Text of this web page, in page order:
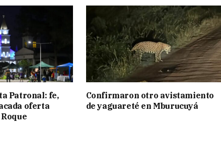
Patronal: fe,
oferta
Confirmaron otro avistamiento
de yaguareté en Mburucuyá